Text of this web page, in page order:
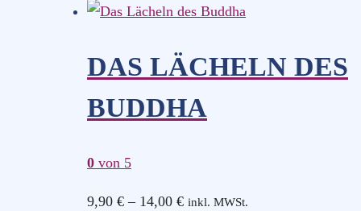
Produkt
mehrere
Varianten
auf
DAS LÄCHELN DES
BUDDHA
0 von 5
9,90 € – 14,00 €Preisspanne:
inkl. MWSt.